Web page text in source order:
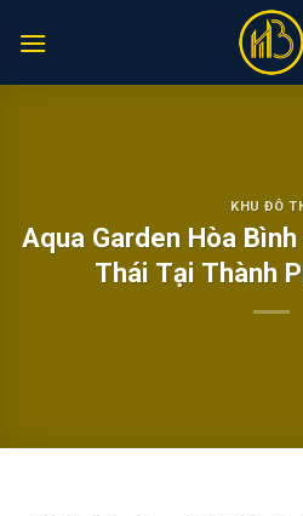
KHU ĐÔ
Aqua Garden Hòa
Thái Tại Thành